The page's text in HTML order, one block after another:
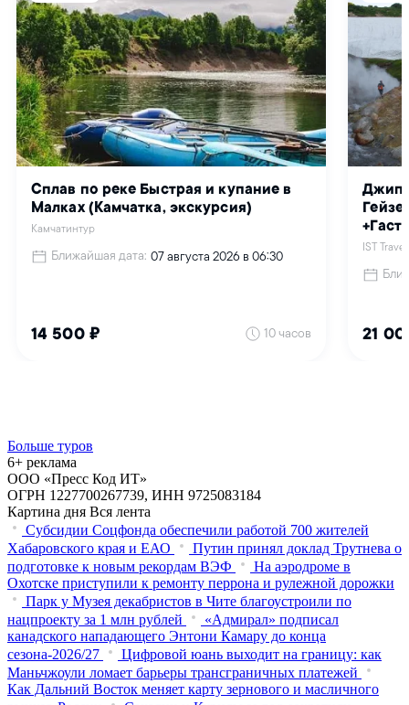
Больше туров
6+ реклама
ООО «Пресс Код ИТ»
ОГРН 1227700267739, ИНН 9725083184
Картина дня Вся лента
Субсидии Соцфонда обеспечили работой 700 жителей
Хабаровского края и ЕАО
Путин принял доклад Трутнева о
подготовке к новым рекордам ВЭФ
На аэродроме в
Охотске приступили к ремонту перрона и рулежной дорожки
Парк у Музея декабристов в Чите благоустроили по
нацпроекту за 1 млн рублей
«Адмирал» подписал
канадского нападающего Энтони Камару до конца
сезона-2026/27
Цифровой юань выходит на границу: как
Маньчжоули ломает барьеры трансграничных платежей
Как Дальний Восток меняет карту зернового и масличного